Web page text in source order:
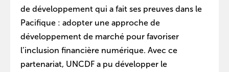
de développement qui a fait ses preuves dans le
Pacifique : adopter une approche de
développement de marché pour favoriser
l’inclusion financière numérique. Avec ce
partenariat, UNCDF a pu développer le